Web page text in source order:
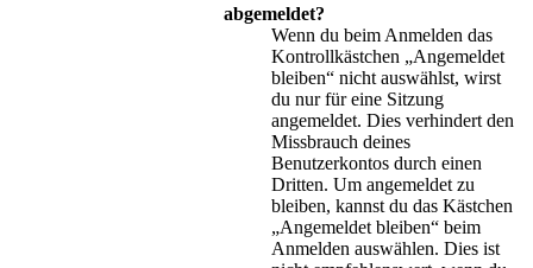
abgemeldet?
Wenn du beim Anmelden das
Kontrollkästchen „Angemeldet
bleiben“ nicht auswählst, wirst
du nur für eine Sitzung
angemeldet. Dies verhindert den
Missbrauch deines
Benutzerkontos durch einen
Dritten. Um angemeldet zu
bleiben, kannst du das Kästchen
„Angemeldet bleiben“ beim
Anmelden auswählen. Dies ist